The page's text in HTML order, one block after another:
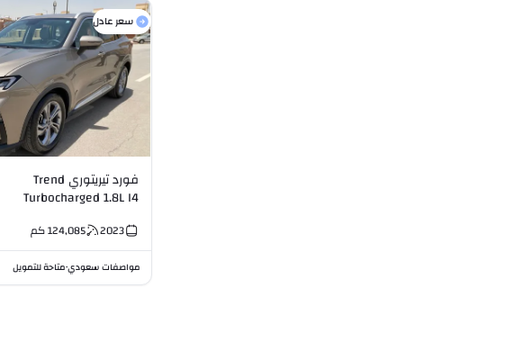
سعر عادل
فورد تيريتوري Trend
Turbocharged 1.8L I4
2023
124,085كم
مواصفات سعودي•متاحة للتمويل